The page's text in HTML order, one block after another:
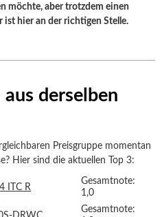
möchte, aber trotzdem einen
ist hier an der richtigen Stelle.
derselben
Preisgruppe momentan
Hier sind die aktuellen Top 3:
ITC R
Gesamtnote:
1,0
Gesamtnote: